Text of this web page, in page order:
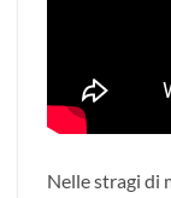
Nelle stragi di